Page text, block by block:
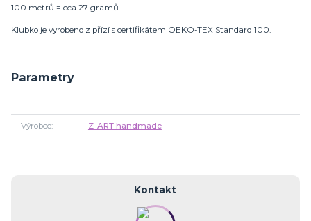
100 metrů = cca 27 gramů
Klubko je vyrobeno z přízí s certifikátem OEKO-TEX Standard 100.
Parametry
Výrobce Z-ART handmade
Kontakt